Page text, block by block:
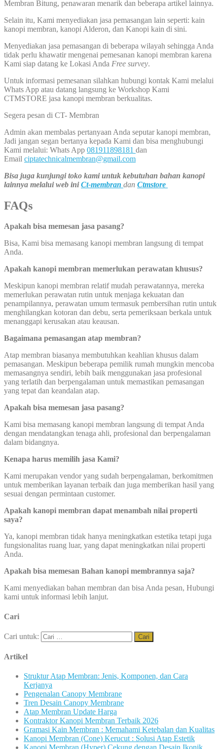
Membran Bitung, penawaran menarik dan beberapa artikel lainnya.
Selain itu, Kami menyediakan jasa pemasangan lain seperti: kain
kanopi membran, kanopi Alderon, dan Kanopi kain di sini.
Menyediakan jasa pemasangan di beberapa wilayah sehingga Anda
tidak perlu khawatir mengenai pemesanan kanopi membran karena
Kami siap datang ke Lokasi Anda Free survey.
Untuk informasi pemesanan silahkan hubungi kontak Kami melalui
Whats App atau datang langsung ke Workshop Kami
CTMSTORE jasa kanopi membran berkualitas.
Segera pesan di CT- Membran
Admin akan membalas pertanyaan Anda seputar kanopi membran,
Jadi jangan segan bertanya kepada Kami dan bisa menghubungi
Kami melalui: Whats App 081911898181 dan
Email ciptatechnicalmembran@gmail.com
Bisa juga kunjungi toko kami untuk kebutuhan bahan kanopi
lainnya melalui web iniCt-membran dan Ctmstore
FAQs
Apakah bisa memesan jasa pasang?
Bisa, Kami bisa memasang kanopi membran langsung di tempat
Anda.
Apakah kanopi membran memerlukan perawatan khusus?
Meskipun kanopi membran relatif mudah perawatannya, mereka
memerlukan perawatan rutin untuk menjaga kekuatan dan
penampilannya, perawatan umum termasuk pembersihan rutin untuk
menghilangkan kotoran dan debu, serta pemeriksaan berkala untuk
menanggapi kerusakan atau keausan.
Bagaimana pemasangan atap membran?
Atap membran biasanya membutuhkan keahlian khusus dalam
pemasangan. Meskipun beberapa pemilik rumah mungkin mencoba
memasangnya sendiri, lebih baik menggunakan jasa profesional
yang terlatih dan berpengalaman untuk memastikan pemasangan
yang tepat dan keandalan atap.
Apakah bisa memesan jasa pasang?
Kami bisa memasang kanopi membran langsung di tempat Anda
dengan mendatangkan tenaga ahli, profesional dan berpengalaman
dalam bidangnya.
Kenapa harus memilih jasa Kami?
Kami merupakan vendor yang sudah berpengalaman, berkomitmen
untuk memberikan layanan terbaik dan juga memberikan hasil yang
sesuai dengan permintaan customer.
Apakah kanopi membran dapat menambah nilai properti
saya?
Ya, kanopi membran tidak hanya meningkatkan estetika tetapi juga
fungsionalitas ruang luar, yang dapat meningkatkan nilai properti
Anda.
Apakah bisa memesan Bahan kanopi membrannya saja?
Kami menyediakan bahan membran dan bisa Anda pesan, Hubungi
kami untuk informasi lebih lanjut.
Cari
Cari untuk:
Artikel
Struktur Atap Membran: Jenis, Komponen, dan Cara
Kerjanya
Pengenalan Canopy Membrane
Tren Desain Canopy Membrane
Atap Membran Update Harga
Kontraktor Kanopi Membran Terbaik 2026
Gramasi Kain Membran : Memahami Ketebalan dan Kualitas
Kanopi Membran (Cone) Kerucut : Solusi Atap Estetik